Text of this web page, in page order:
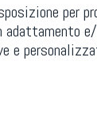
per
adattamento
e